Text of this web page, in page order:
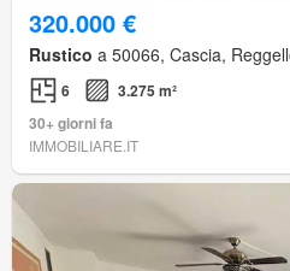
320.000 €
Rustico a 50066, Cascia,
6
3.275 m²
30+ giorni fa
IMMOBILIARE.IT